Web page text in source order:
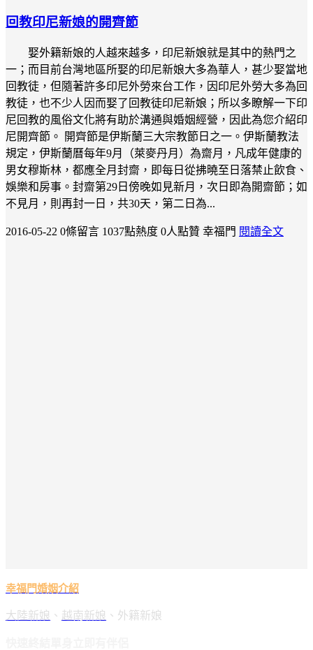
回教印尼新娘的開齊節
娶外籍新娘的人越來越多，印尼新娘就是其中的熱門之
一；而目前台灣地區所娶的印尼新娘大多為華人，甚少娶當地
回教徒，但隨著許多印尼外勞來台工作，因印尼外勞大多為回
教徒，也不少人因而娶了回教徒印尼新娘；所以多瞭解一下印
尼回教的風俗文化將有助於溝通與婚姻經營，因此為您介紹印
尼開齊節。 開齊節是伊斯蘭三大宗教節日之一。伊斯蘭教法
規定，伊斯蘭曆每年9月（萊麥丹月）為齋月，凡成年健康的
男女穆斯林，都應全月封齋，即每日從拂曉至日落禁止飲食、
娛樂和房事。封齋第29日傍晚如見新月，次日即為開齋節；如
不見月，則再封一日，共30天，第二日為...
2016-05-22 0條留言 1037點熱度 0人點贊 幸福門 閱讀全文
幸福門婚姻介紹
大陸新娘 、 越南新娘 、外籍新娘